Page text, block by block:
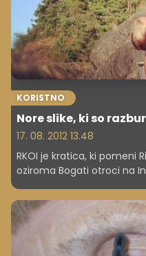
KORISTNO
Nore slike, ki so
17. 08. 2012 13.48
RKOI je kratica, ki pomeni
oziroma Bogati otroci na
fotografije, ki pričajo o
denarja staršev lahko